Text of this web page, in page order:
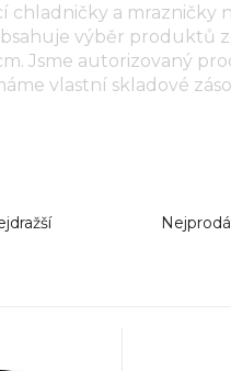
chladničky a mrazničky
výběr produktů
. Jsme autorizovaný
vlastní skladové